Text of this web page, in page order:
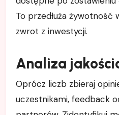
To przedłuża żywotność
zwrot z inwestycji.
Analiza
Oprócz liczb zbieraj
uczestnikami, feedback